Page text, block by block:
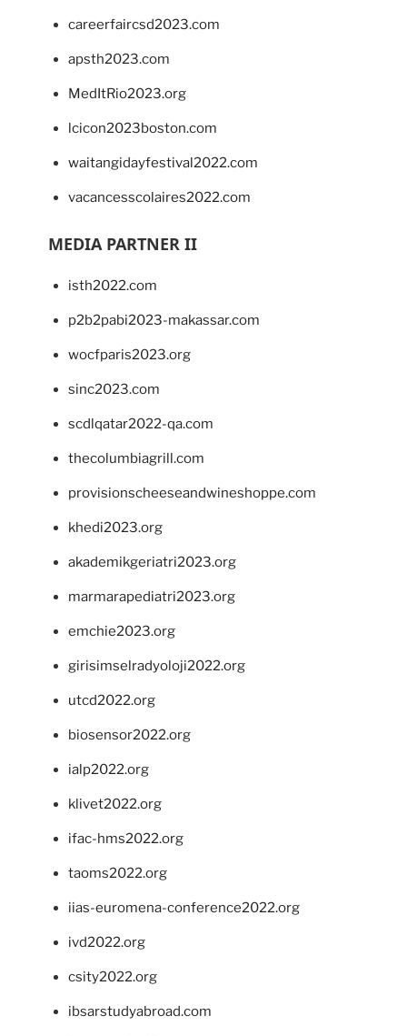
careerfaircsd2023.com
apsth2023.com
MedItRio2023.org
lcicon2023boston.com
waitangidayfestival2022.com
vacancesscolaires2022.com
MEDIA PARTNER II
isth2022.com
p2b2pabi2023-makassar.com
wocfparis2023.org
sinc2023.com
scdlqatar2022-qa.com
thecolumbiagrill.com
provisionscheeseandwineshoppe.com
khedi2023.org
akademikgeriatri2023.org
marmarapediatri2023.org
emchie2023.org
girisimselradyoloji2022.org
utcd2022.org
biosensor2022.org
ialp2022.org
klivet2022.org
ifac-hms2022.org
taoms2022.org
iias-euromena-conference2022.org
ivd2022.org
csity2022.org
ibsarstudyabroad.com